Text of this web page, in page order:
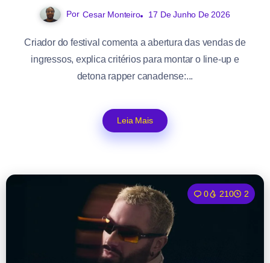
Por Cesar Monteiro 17 De Junho De 2026
Criador do festival comenta a abertura das vendas de
ingressos, explica critérios para montar o line-up e
detona rapper canadense:...
Leia Mais
0 210 2